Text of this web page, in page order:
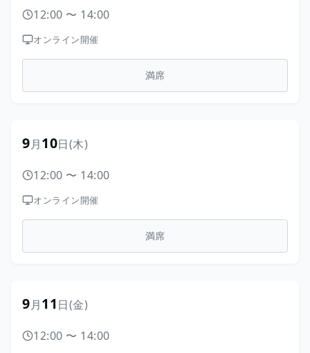
12:00 〜 14:00
オンライン開催
満席
9月10日(木)
12:00 〜 14:00
オンライン開催
満席
9月11日(金)
12:00 〜 14:00